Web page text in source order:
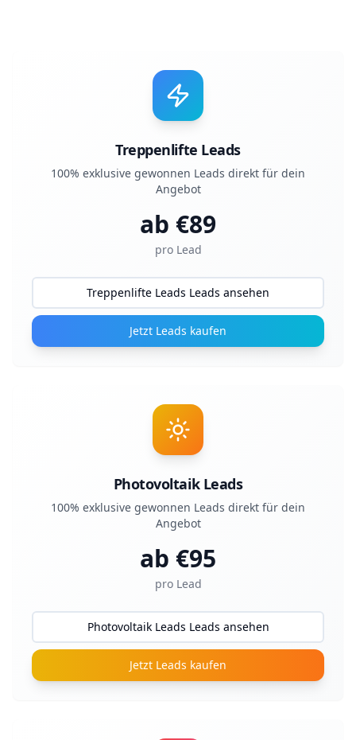
Treppenlifte Leads
100% exklusive gewonnen Leads direkt für dein
Angebot
ab €89
pro Lead
Treppenlifte Leads Leads ansehen
Jetzt Leads kaufen
Photovoltaik Leads
100% exklusive gewonnen Leads direkt für dein
Angebot
ab €95
pro Lead
Photovoltaik Leads Leads ansehen
Jetzt Leads kaufen